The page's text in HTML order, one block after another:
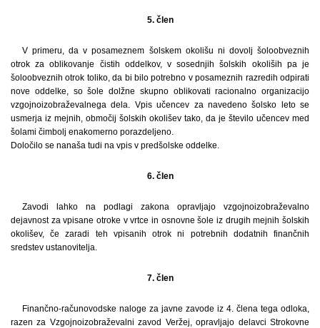
5. člen
V primeru, da v posameznem šolskem okolišu ni dovolj šoloobveznih
otrok za oblikovanje čistih oddelkov, v sosednjih šolskih okoliših pa je
šoloobveznih otrok toliko, da bi bilo potrebno v posameznih razredih odpirati
nove oddelke, so šole dolžne skupno oblikovati racionalno organizacijo
vzgojnoizobraževalnega dela. Vpis učencev za navedeno šolsko leto se
usmerja iz mejnih, območij šolskih okolišev tako, da je število učencev med
šolami čimbolj enakomerno porazdeljeno.
Določilo se nanaša tudi na vpis v predšolske oddelke.
6. člen
Zavodi lahko na podlagi zakona opravljajo vzgojnoizobraževalno
dejavnost za vpisane otroke v vrtce in osnovne šole iz drugih mejnih šolskih
okolišev, če zaradi teh vpisanih otrok ni potrebnih dodatnih finančnih
sredstev ustanovitelja.
7. člen
Finančno-računovodske naloge za javne zavode iz 4. člena tega odloka,
razen za Vzgojnoizobraževalni zavod Veržej, opravljajo delavci Strokovne